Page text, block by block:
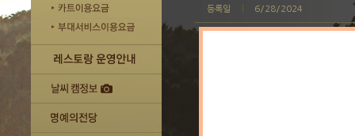
등록일 6/28/2024